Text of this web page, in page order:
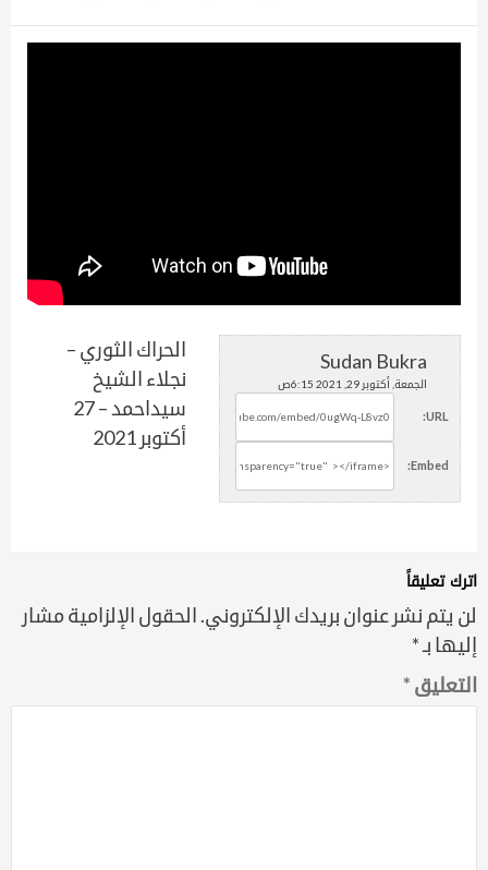
Sudan Bukra
الجمعة, أكتوبر 29, 2021 6:15ص
URL:
Embed:
الحراك الثوري –
نجلاء الشيخ
سيداحمد – 27
أكتوبر 2021
اترك تعليقاً
لن يتم نشر عنوان بريدك الإلكتروني. الحقول الإلزامية مشار
إليها بـ*
التعليق *